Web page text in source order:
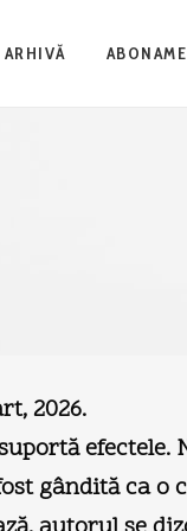
ARHIVĂ
2026.
efectele.
gândită ca o